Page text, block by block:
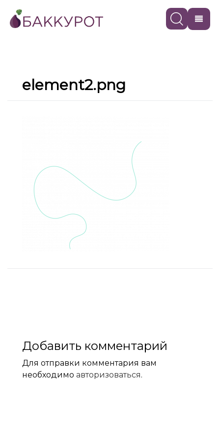
element2.png
Добавить комментарий
Для отправки комментария вам
необходимо авторизоваться.